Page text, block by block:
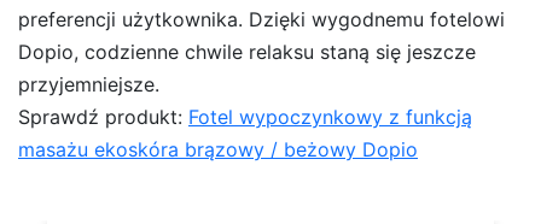
preferencji użytkownika. Dzięki wygodnemu fotelowi
Dopio, codzienne chwile relaksu staną się jeszcze
przyjemniejsze.
Sprawdź produkt: Fotel wypoczynkowy z funkcją
masażu ekoskóra brązowy / beżowy Dopio